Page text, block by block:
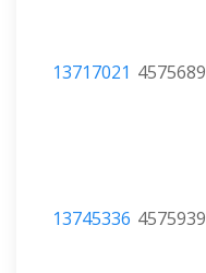
13717021 4575689
13745336 4575939